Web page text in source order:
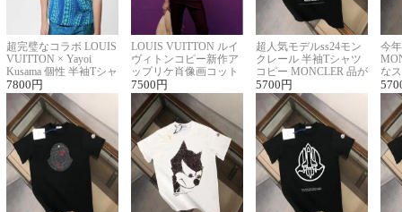
超完璧なコラボ LOUIS
VUITTON × Yayoi
Kusama 個性 半袖Tシャ
ツコピー男女兼用
7800 円
LOUIS VUITTON ルイ
ヴィトンコピー新作ア
ップリケ肖像画コット
ンニット半袖Tシャツ
7500 円
超人気モデルss24モン
クレール 半袖Tシャツ
コピー MONCLER 品が
良く見た目
5700 円
今
な
ル